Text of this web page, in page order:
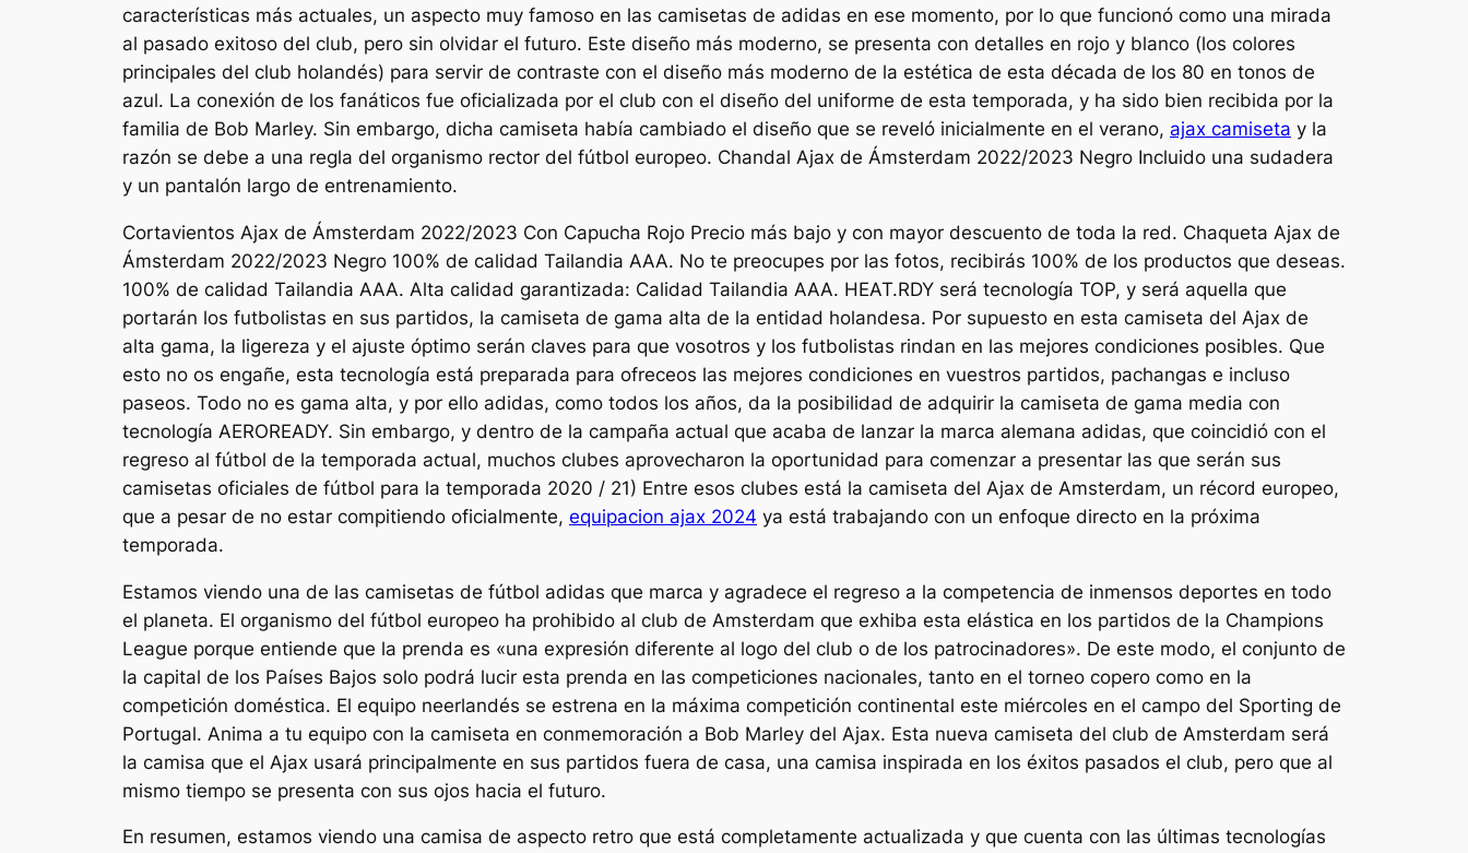
características más actuales, un aspecto muy famoso en las camisetas de adidas en ese momento, por lo que funcionó como una mirada
al pasado exitoso del club, pero sin olvidar el futuro. Este diseño más moderno, se presenta con detalles en rojo y blanco (los colores
principales del club holandés) para servir de contraste con el diseño más moderno de la estética de esta década de los 80 en tonos de
azul. La conexión de los fanáticos fue oficializada por el club con el diseño del uniforme de esta temporada, y ha sido bien recibida por la
familia de Bob Marley. Sin embargo, dicha camiseta había cambiado el diseño que se reveló inicialmente en el verano, ajax camiseta y la
razón se debe a una regla del organismo rector del fútbol europeo. Chandal Ajax de Ámsterdam 2022/2023 Negro Incluido una sudadera
y un pantalón largo de entrenamiento.
Cortavientos Ajax de Ámsterdam 2022/2023 Con Capucha Rojo Precio más bajo y con mayor descuento de toda la red. Chaqueta Ajax de
Ámsterdam 2022/2023 Negro 100% de calidad Tailandia AAA. No te preocupes por las fotos, recibirás 100% de los productos que deseas.
100% de calidad Tailandia AAA. Alta calidad garantizada: Calidad Tailandia AAA. HEAT.RDY será tecnología TOP, y será aquella que
portarán los futbolistas en sus partidos, la camiseta de gama alta de la entidad holandesa. Por supuesto en esta camiseta del Ajax de
alta gama, la ligereza y el ajuste óptimo serán claves para que vosotros y los futbolistas rindan en las mejores condiciones posibles. Que
esto no os engañe, esta tecnología está preparada para ofreceos las mejores condiciones en vuestros partidos, pachangas e incluso
paseos. Todo no es gama alta, y por ello adidas, como todos los años, da la posibilidad de adquirir la camiseta de gama media con
tecnología AEROREADY. Sin embargo, y dentro de la campaña actual que acaba de lanzar la marca alemana adidas, que coincidió con el
regreso al fútbol de la temporada actual, muchos clubes aprovecharon la oportunidad para comenzar a presentar las que serán sus
camisetas oficiales de fútbol para la temporada 2020 / 21) Entre esos clubes está la camiseta del Ajax de Amsterdam, un récord europeo,
que a pesar de no estar compitiendo oficialmente, equipacion ajax 2024 ya está trabajando con un enfoque directo en la próxima
temporada.
Estamos viendo una de las camisetas de fútbol adidas que marca y agradece el regreso a la competencia de inmensos deportes en todo
el planeta. El organismo del fútbol europeo ha prohibido al club de Amsterdam que exhiba esta elástica en los partidos de la Champions
League porque entiende que la prenda es «una expresión diferente al logo del club o de los patrocinadores». De este modo, el conjunto de
la capital de los Países Bajos solo podrá lucir esta prenda en las competiciones nacionales, tanto en el torneo copero como en la
competición doméstica. El equipo neerlandés se estrena en la máxima competición continental este miércoles en el campo del Sporting de
Portugal. Anima a tu equipo con la camiseta en conmemoración a Bob Marley del Ajax. Esta nueva camiseta del club de Amsterdam será
la camisa que el Ajax usará principalmente en sus partidos fuera de casa, una camisa inspirada en los éxitos pasados el club, pero que al
mismo tiempo se presenta con sus ojos hacia el futuro.
En resumen, estamos viendo una camisa de aspecto retro que está completamente actualizada y que cuenta con las últimas tecnologías